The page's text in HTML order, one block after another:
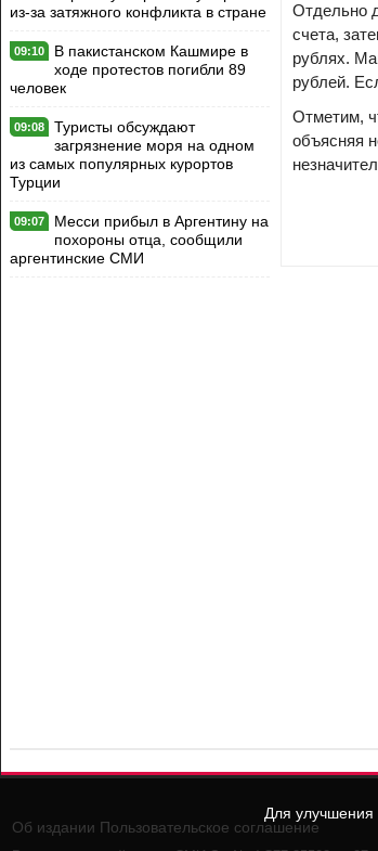
из-за затяжного конфликта в стране
09:10
В пакистанском Кашмире в
ходе протестов погибли 89
человек
09:08
Туристы обсуждают
загрязнение моря на одном
из самых популярных курортов
Турции
09:07
Месси прибыл в Аргентину на
похороны отца, сообщили
аргентинские СМИ
Отдельно
счета,
рублях.
рублей.
Отметим,
объясняя
Об издании Пользовательское соглашение
Для улучшения